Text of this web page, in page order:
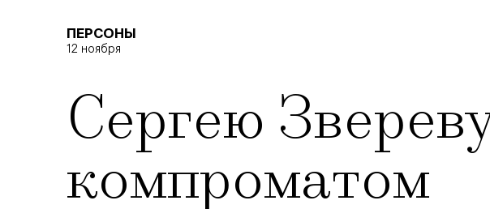
ПЕРСОНЫ
12 ноября
Сергею
компроматом